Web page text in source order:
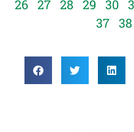
26 27 28 29 30
37 38